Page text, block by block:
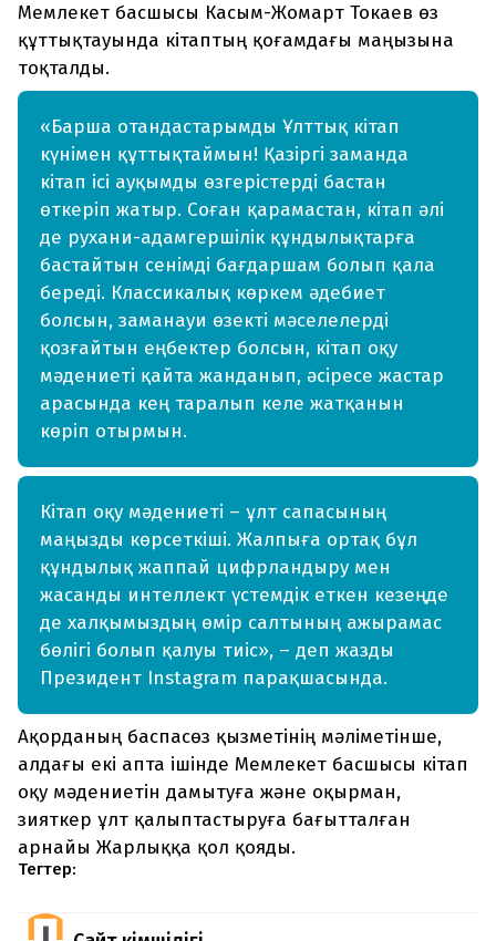
Мемлекет басшысы Касым-Жомарт Токаев өз
құттықтауында кітаптың қоғамдағы маңызына
тоқталды.
«Барша отандастарымды Ұлттық кітап
күнімен құттықтаймын! Қазіргі заманда
кітап ісі ауқымды өзгерістерді бастан
өткеріп жатыр. Соған қарамастан, кітап әлі
де рухани-адамгершілік құндылықтарға
бастайтын сенімді бағдаршам болып қала
береді. Классикалық көркем әдебиет
болсын, заманауи өзекті мәселелерді
қозғайтын еңбектер болсын, кітап оқу
мәдениеті қайта жанданып, әсіресе жастар
арасында кең таралып келе жатқанын
көріп отырмын.
Кітап оқу мәдениеті – ұлт сапасының
маңызды көрсеткіші. Жалпыға ортақ бұл
құндылық жаппай цифрландыру мен
жасанды интеллект үстемдік еткен кезеңде
де халқымыздың өмір салтының ажырамас
бөлігі болып қалуы тиіс», – деп жазды
Президент Instagram парақшасында.
Ақорданың баспасөз қызметінің мәліметінше,
алдағы екі апта ішінде Мемлекет басшысы кітап
оқу мәдениетін дамытуға және оқырман,
зияткер ұлт қалыптастыруға бағытталған
арнайы Жарлыққа қол қояды.
Тегтер: